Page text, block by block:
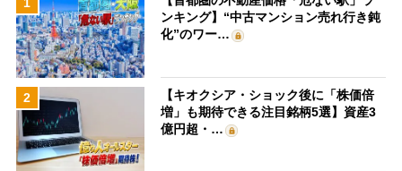
1
ンキング】“中古マンション売れ行き鈍
化”のワー…
2
【キオクシア・ショック後に「株価倍
増」も期待できる注目銘柄5選】資産3
億円超・…